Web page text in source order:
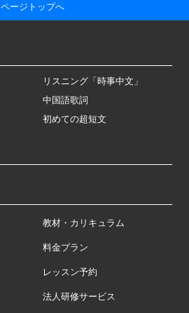
ページトップへ
リスニング「時事中文」
中国語歌詞
初めての超短文
教材・カリキュラム
料金プラン
レッスン予約
法人研修サービス